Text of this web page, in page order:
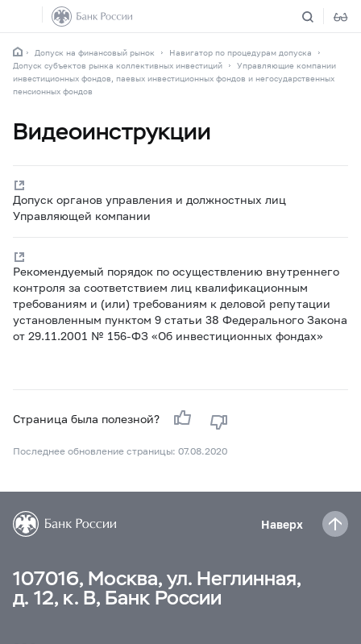
Допуск на финансовый рынок
Навигатор по процедурам допуска
Допуск субъектов рынка коллективных инвестиций
Управляющие компании
инвестиционных фондов, паевых инвестиционных фондов и негосударственных
пенсионных фондов
Видеоинструкции
Допуск органов управления и должностных лиц
Управляющей компании
Рекомендуемый порядок по осуществлению внутреннего
контроля за соответствием лиц квалификационным
требованиям и (или) требованиям к деловой репутации
установленным пунктом 9 статьи 38 Федерального Закона
от 29.11.2001 № 156-ФЗ «Об инвестиционных фондах»
Страница была полезной?
Последнее обновление страницы: 07.08.2020
Наверх
107016, Москва, ул. Неглинная,
д. 12, к. В, Банк России